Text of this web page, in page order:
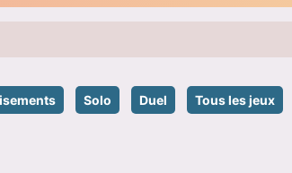
Solo Duel Tous les jeux